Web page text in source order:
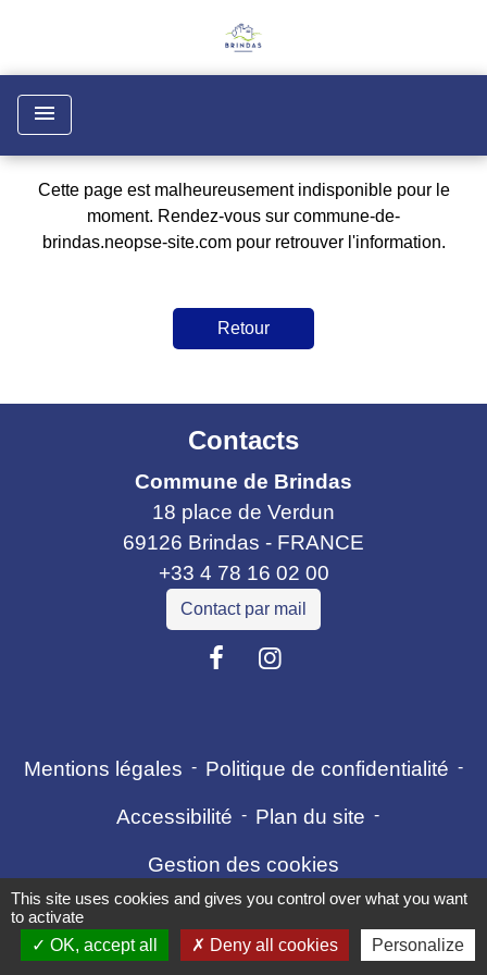
menu
Cette page est malheureusement indisponible pour le
moment. Rendez-vous sur commune-de-
brindas.neopse-site.compour retrouver l'information.
Retour
Contacts
Commune de Brindas
18 place de Verdun
69126 Brindas - FRANCE
+33 4 78 16 02 00
Contact par mail
Mentions légales - Politique de confidentialité -
Accessibilité - Plan du site -
Gestion des cookies
Site créé en partenariat avec Réseau des Communes
This site uses cookies and gives you control over what you want
to activate
OK, accept all
Deny all cookies Personalize